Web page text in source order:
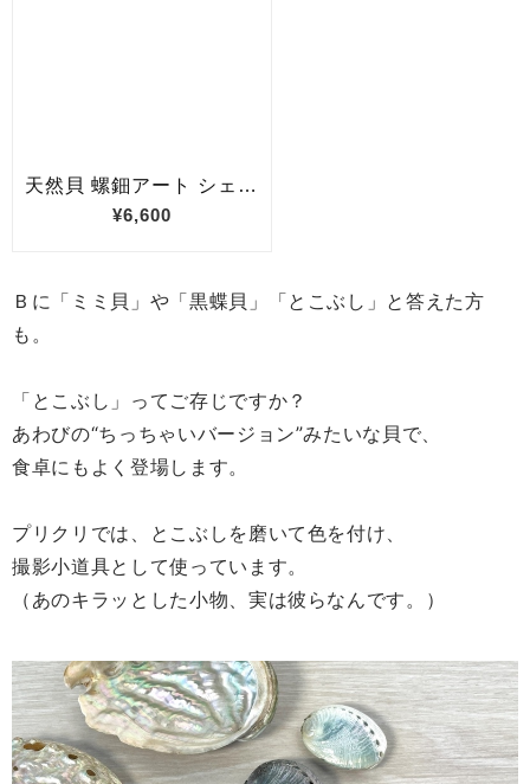
Ｂに「ミミ貝」や「黒蝶貝」「とこぶし」と答えた方
も。
「とこぶし」ってご存じですか？
あわびの“ちっちゃいバージョン”みたいな貝で、
食卓にもよく登場します。
プリクリでは、とこぶしを磨いて色を付け、
撮影小道具として使っています。
（あのキラッとした小物、実は彼らなんです。）